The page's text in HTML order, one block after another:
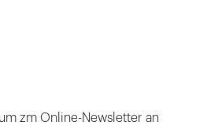
zm Online-Newsletter an